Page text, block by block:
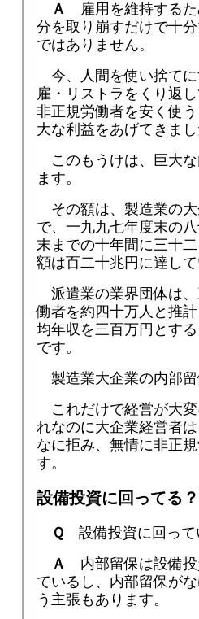
Ａ
雇用を維持するた
分を取り崩すだけで十
ではありません。
今、人間を使い捨て
雇・リストラをくり返
非正規労働者を安く使
大な利益をあげてきま
このもうけは、巨大
ます。
その額は、製造業の
で、一九九七年度末の
末までの十年間に三十
額は百二十兆円に達し
派遣業の業界団体は
働者を約四十万人と推
均年収を三百万円とす
です。
製造業大企業の内部
これだけで経営が大
れなのに大企業経営者
なに拒み、無情に非正
す。
設備投資に回ってる？
Ｑ 設備投資に回って
Ａ
内部留保は設備投
ているし、内部留保が
う主張もあります。